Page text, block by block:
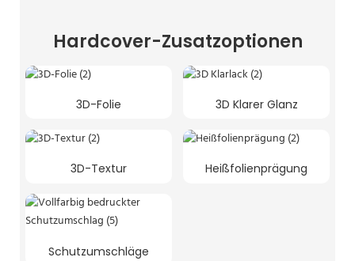
Hardcover-Zusatzoptionen
3D-Folie 3D Klarer Glanz
3D-Textur Heißfolienprägung
Schutzumschläge